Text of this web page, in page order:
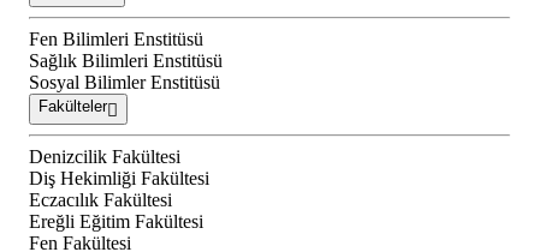
Fen Bilimleri Enstitüsü
Sağlık Bilimleri Enstitüsü
Sosyal Bilimler Enstitüsü
Fakülteler
Denizcilik Fakültesi
Diş Hekimliği Fakültesi
Eczacılık Fakültesi
Ereğli Eğitim Fakültesi
Fen Fakültesi